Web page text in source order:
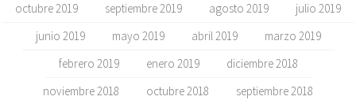
octubre 2019
septiembre 2019 agosto 2019
julio 2019
junio 2019
mayo 2019 abril 2019
marzo 2019
febrero 2019
enero 2019
diciembre 2018
noviembre 2018
octubre 2018
septiembre 2018